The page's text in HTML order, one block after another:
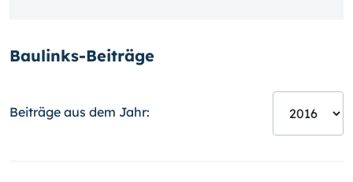
Baulinks-Beiträge
Beiträge aus dem Jahr: